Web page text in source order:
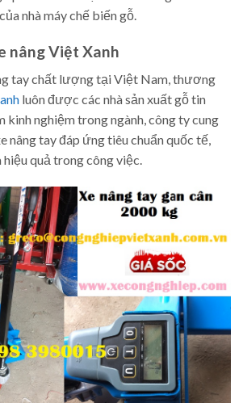
nhà máy chế biến gỗ.
nâng Việt Xanh
tay chất lượng tại Việt Nam, thương
luôn được các nhà sản xuất gỗ tin
kinh nghiệm trong ngành, công ty cung
nâng tay đáp ứng tiêu chuẩn quốc tế,
hiệu quả trong công việc.